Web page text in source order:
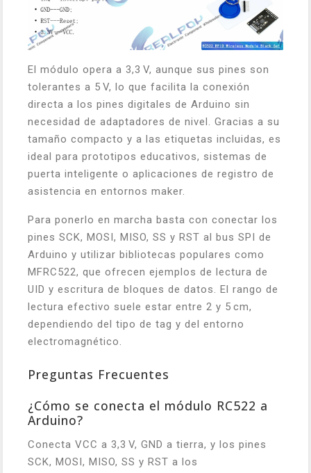
El módulo opera a 3,3 V, aunque sus pines son
tolerantes a 5 V, lo que facilita la conexión
directa a los pines digitales de Arduino sin
necesidad de adaptadores de nivel. Gracias a su
tamaño compacto y a las etiquetas incluidas, es
ideal para prototipos educativos, sistemas de
puerta inteligente o aplicaciones de registro de
asistencia en entornos maker.
Para ponerlo en marcha basta con conectar los
pines SCK, MOSI, MISO, SS y RST al bus SPI de
Arduino y utilizar bibliotecas populares como
MFRC522, que ofrecen ejemplos de lectura de
UID y escritura de bloques de datos. El rango de
lectura efectivo suele estar entre 2 y 5 cm,
dependiendo del tipo de tag y del entorno
electromagnético.
Preguntas Frecuentes
¿Cómo se conecta el módulo RC522 a
Arduino?
Conecta VCC a 3,3 V, GND a tierra, y los pines
SCK, MOSI, MISO, SS y RST a los